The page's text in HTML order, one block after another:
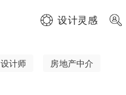
设计灵感
设计师 房地产中介